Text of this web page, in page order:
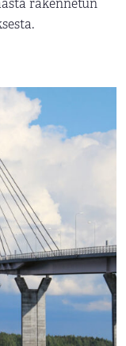
rakennetun